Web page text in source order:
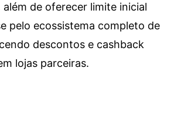
de oferecer limite inicial
pelo ecossistema completo de
descontos e cashback
lojas parceiras.